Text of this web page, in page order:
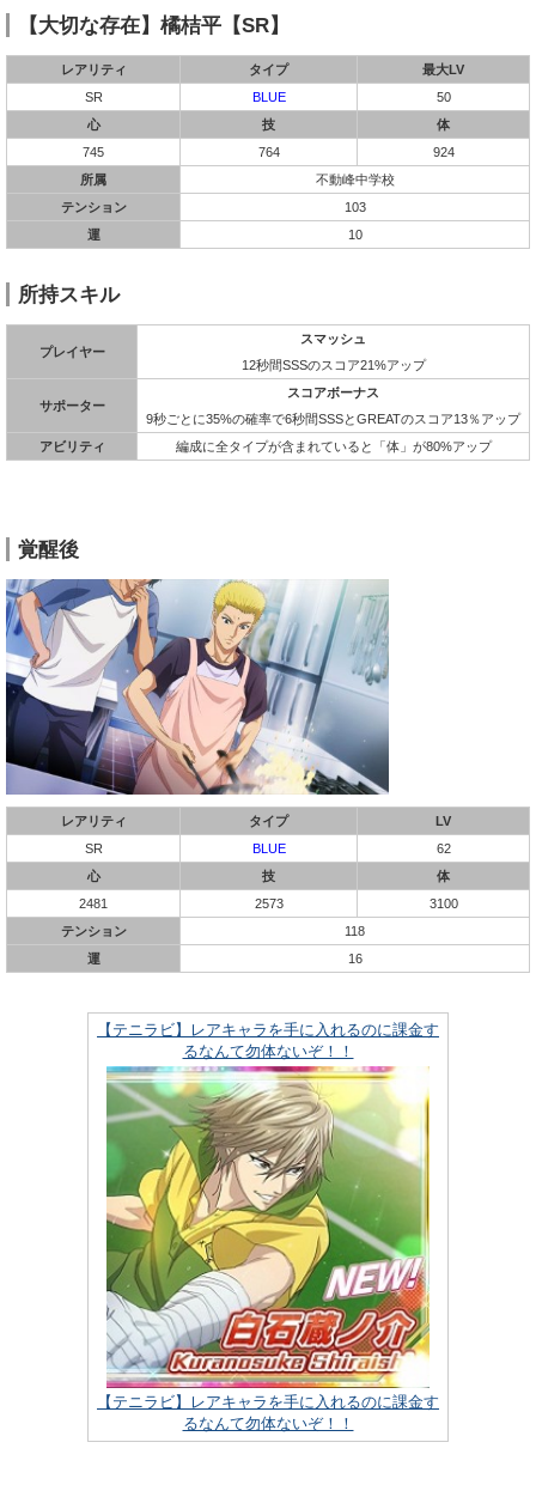
【大切な存在】橘桔平【SR】
レアリティ タイプ
最大LV
SR
BLUE
50
心
技
体
745
764
924
所属
不動峰中学校
テンション
103
運
10
所持スキル
プレイヤー
スマッシュ
12秒間SSSのスコア21%アップ
サポーター
スコアボーナス
9秒ごとに35%の確率で6秒間SSSとGREATのスコア13％アップ
アビリティ
編成に全タイプが含まれていると「体」が80%アップ
覚醒後
レアリティ タイプ
LV
SR
BLUE
62
心
技
体
2481
2573
3100
テンション
118
運
16
【テニラビ】レアキャラを手に入れるのに課金す
るなんて勿体ないぞ！！
【テニラビ】レアキャラを手に入れるのに課金す
るなんて勿体ないぞ！！